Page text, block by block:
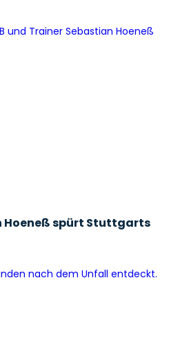
Hoeneß spürt Stuttgarts